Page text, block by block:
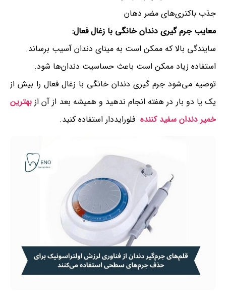
جذب باکتری‌های مضر دهان
معایب جرم گیری دندان خانگی با زغال فعال:
سایندگی بالا که ممکن است به مینای دندان آسیب برساند.
استفاده زیاد ممکن است باعث حساسیت دندان‌ها شود.
توصیه می‌شود جرم گیری دندان خانگی با زغال فعال را بیش از
یک یا دو بار در هفته انجام ندهید و همیشه بعد از آن از بهترین
خمیر دندان سفید کننده فلورایددار استفاده کنید.